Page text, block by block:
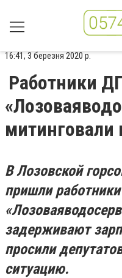
16:41, 3 березня 2020 р.
Работники
митинговали
В Лозовской
пришли
«
задерживают
просили
ситуацию.